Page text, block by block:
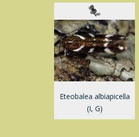
Eteobalea albiapicella
(I, G)